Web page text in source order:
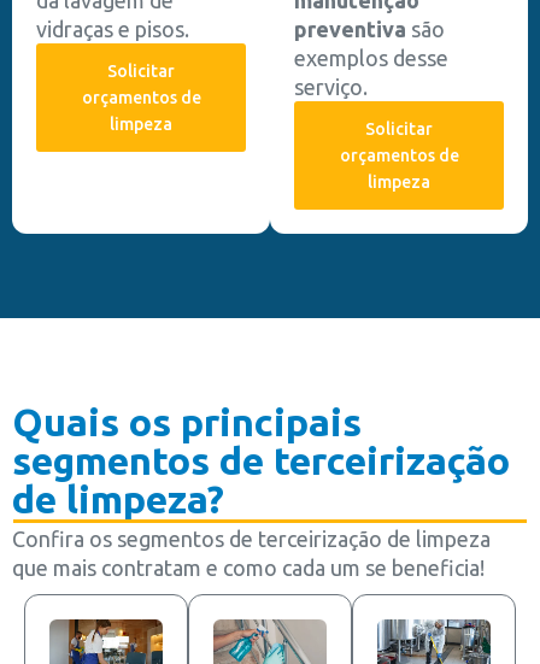
vidraças e pisos.
Solicitar
orçamentos de
limpeza
preventiva são
exemplos desse
serviço.
Solicitar
orçamentos de
limpeza
Quais os principais
segmentos de terceirização
de limpeza?
Confira os segmentos de terceirização de limpeza
que mais contratam e como cada um se beneficia!